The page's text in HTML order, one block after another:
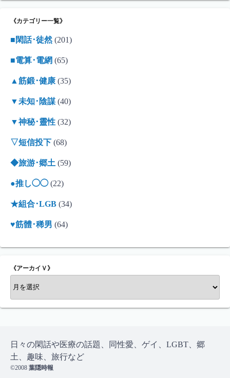
《カテゴリー一覧》
■閑話･徒然(201)
■電算･電網 (65)
▲筋鍛･健康 (35)
▼未知･陰謀 (40)
▼神秘･靈性 (32)
▽短信投下 (68)
◆旅游･郷土 (59)
●推し◯◯(22)
★組合･LGB (34)
♥筋體･稀男 (64)
《アーカイＶ》
ア
Ｖ
》
日々の閑話や医療の話題、同性愛、ゲイ、LGBT、郷
土、趣味、旅行など
©2008 葉隠時報